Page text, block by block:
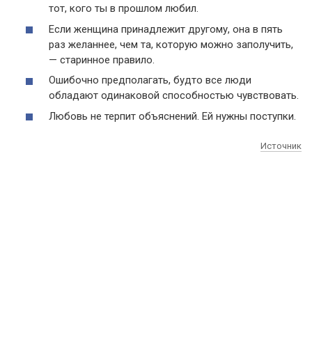
тот, кого ты в прошлом любил.
Если женщина принадлежит другому, она в пять
раз желаннее, чем та, которую можно заполучить,
— старинное правило.
Ошибочно предполагать, будто все люди
обладают одинаковой способностью чувствовать.
Любовь не терпит объяснений. Ей нужны поступки.
Источник